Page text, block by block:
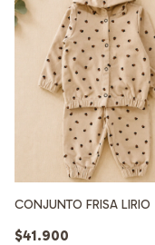
CONJUNTO FRISA LIRIO
$41.900